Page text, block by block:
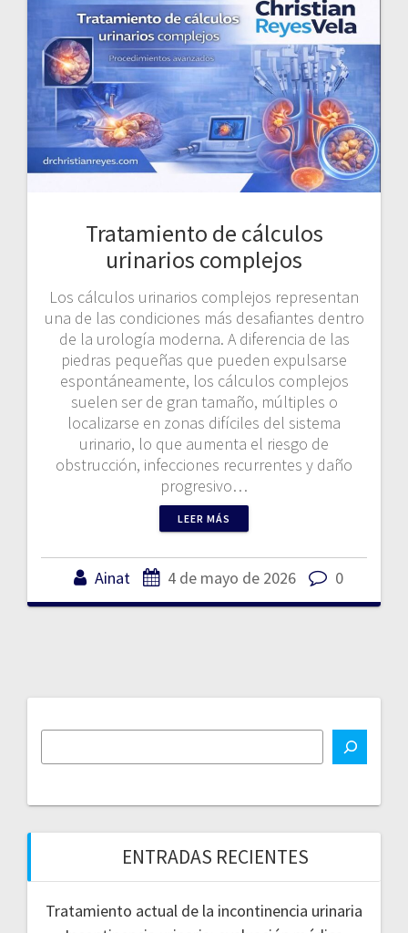
Tratamiento de cálculos
urinarios complejos
Los cálculos urinarios complejos representan
una de las condiciones más desafiantes dentro
de la urología moderna. A diferencia de las
piedras pequeñas que pueden expulsarse
espontáneamente, los cálculos complejos
suelen ser de gran tamaño, múltiples o
localizarse en zonas difíciles del sistema
urinario, lo que aumenta el riesgo de
obstrucción, infecciones recurrentes y daño
progresivo…
LEER MÁS
Ainat 4 de mayo de 2026 0
ENTRADAS RECIENTES
Tratamiento actual de la incontinencia urinaria